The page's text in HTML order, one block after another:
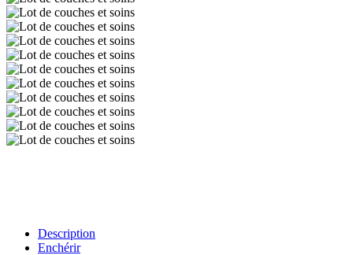
Description
Enchérir